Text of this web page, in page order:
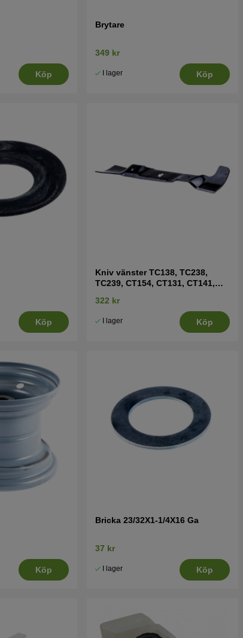
Köp
Brytare
349 kr
I lager Köp
Köp
Kniv vänster TC138, TC238,
TC239, CT154, CT131, CT141,
322 kr
I lager Köp
Köp
Bricka 23/32X1-1/4X16 Ga
37 kr
I lager Köp